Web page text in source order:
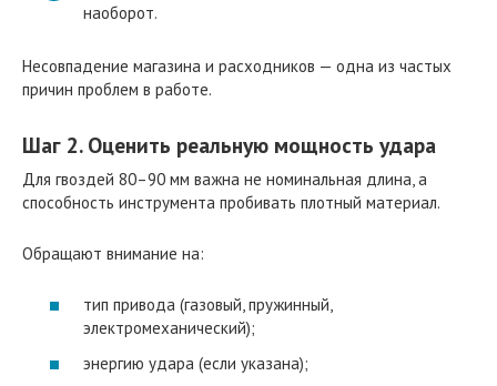
наоборот.
Несовпадение магазина и расходников — одна из частых
причин проблем в работе.
Шаг 2. Оценить реальную мощность удара
Для гвоздей 80–90 мм важна не номинальная длина, а
способность инструмента пробивать плотный материал.
Обращают внимание на:
тип привода (газовый, пружинный,
электромеханический);
энергию удара (если указана);